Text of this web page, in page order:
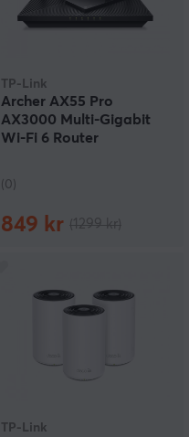
TP-Link
Archer AX55 Pro
AX3000 Multi-Gigabit
Wi-Fi 6 Router
(0)
849 kr
TP-Link